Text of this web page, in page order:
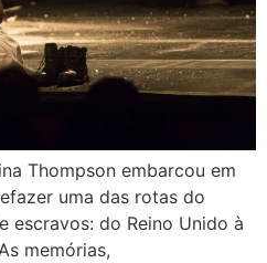
Thompson embarcou em
uma das rotas do
escravos: do Reino Unido à
memórias,